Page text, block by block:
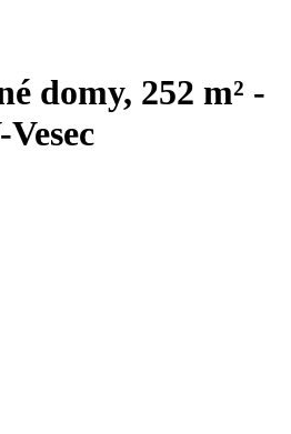
domy, 252 m² -